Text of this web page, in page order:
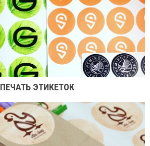
ПЕЧАТЬ ЭТИКЕТОК